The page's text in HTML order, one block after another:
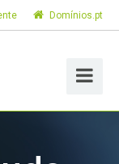
Domínios.pt